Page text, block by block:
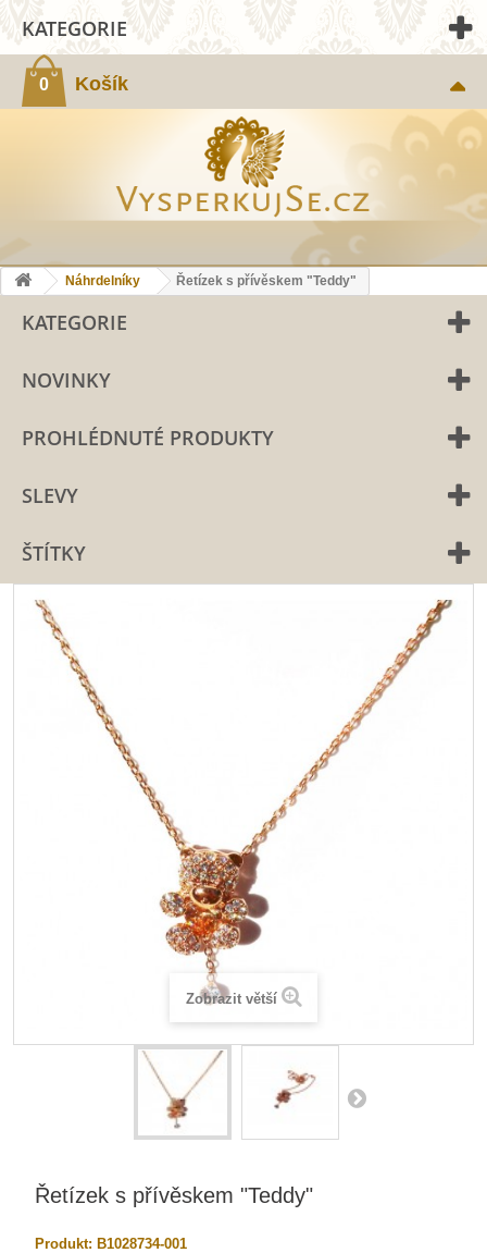
0 Košík
KATEGORIE
Náhrdelníky Řetízek s přívěskem "Teddy"
KATEGORIE
NOVINKY
PROHLÉDNUTÉ PRODUKTY
SLEVY
ŠTÍTKY
Zobrazit větší
Řetízek s přívěskem "Teddy"
Produkt: B1028734-001